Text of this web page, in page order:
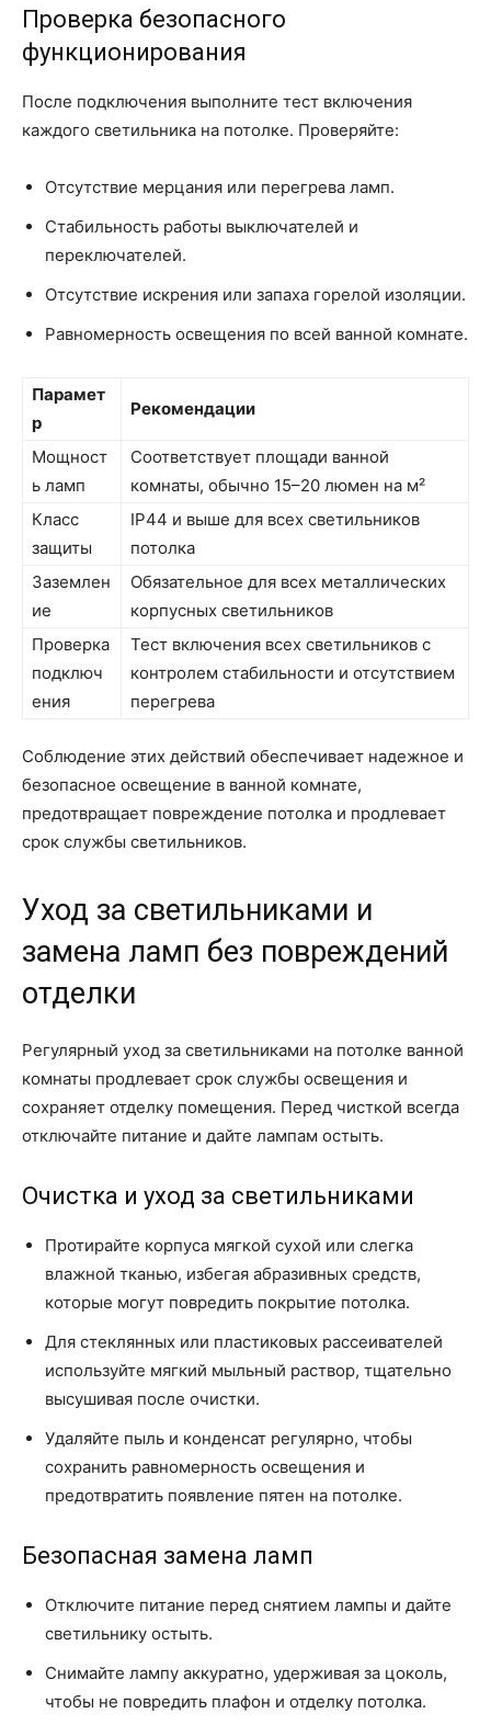
Проверка безопасного
функционирования
После подключения выполните тест включения
каждого светильника на потолке. Проверяйте:
Отсутствие мерцания или перегрева ламп.
Стабильность работы выключателей и
переключателей.
Отсутствие искрения или запаха горелой изоляции.
Равномерность освещения по всей ванной комнате.
Парамет
р
Рекомендации
Мощност
ь ламп
Соответствует площади ванной
комнаты, обычно 15–20 люмен на м²
Класс
защиты
IP44 и выше для всех светильников
потолка
Заземлен
ие
Обязательное для всех металлических
корпусных светильников
Проверка
подключ
ения
Тест включения всех светильников с
контролем стабильности и отсутствием
перегрева
Соблюдение этих действий обеспечивает надежное и
безопасное освещение в ванной комнате,
предотвращает повреждение потолка и продлевает
срок службы светильников.
Уход за светильниками и
замена ламп без повреждений
отделки
Регулярный уход за светильниками на потолке ванной
комнаты продлевает срок службы освещения и
сохраняет отделку помещения. Перед чисткой всегда
отключайте питание и дайте лампам остыть.
Очистка и уход за светильниками
Протирайте корпуса мягкой сухой или слегка
влажной тканью, избегая абразивных средств,
которые могут повредить покрытие потолка.
Для стеклянных или пластиковых рассеивателей
используйте мягкий мыльный раствор, тщательно
высушивая после очистки.
Удаляйте пыль и конденсат регулярно, чтобы
сохранить равномерность освещения и
предотвратить появление пятен на потолке.
Безопасная замена ламп
Отключите питание перед снятием лампы и дайте
светильнику остыть.
Снимайте лампу аккуратно, удерживая за цоколь,
чтобы не повредить плафон и отделку потолка.